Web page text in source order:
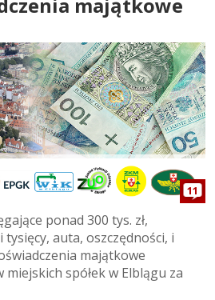
11
ponad 300 tys. zł,
auta, oszczędności, i
majątkowe
spółek w Elblągu za